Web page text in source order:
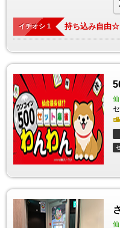
イチオシ 1 持ち込み自由☆